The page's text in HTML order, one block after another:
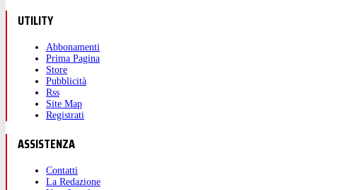
UTILITY
Abbonamenti
Prima Pagina
Store
Pubblicità
Rss
Site Map
Registrati
ASSISTENZA
Contatti
La Redazione